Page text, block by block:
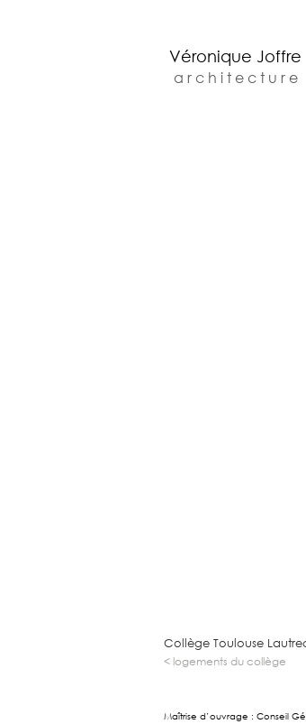
Véronique Joffre
a r c h i t e c t u r e
Collège Toulouse
< logements du collège
Maîtrise d’ouvrage : Conseil